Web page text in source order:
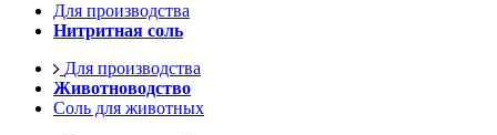
Для производства
Нитритная соль
Для производства
Животноводство
Соль для животных